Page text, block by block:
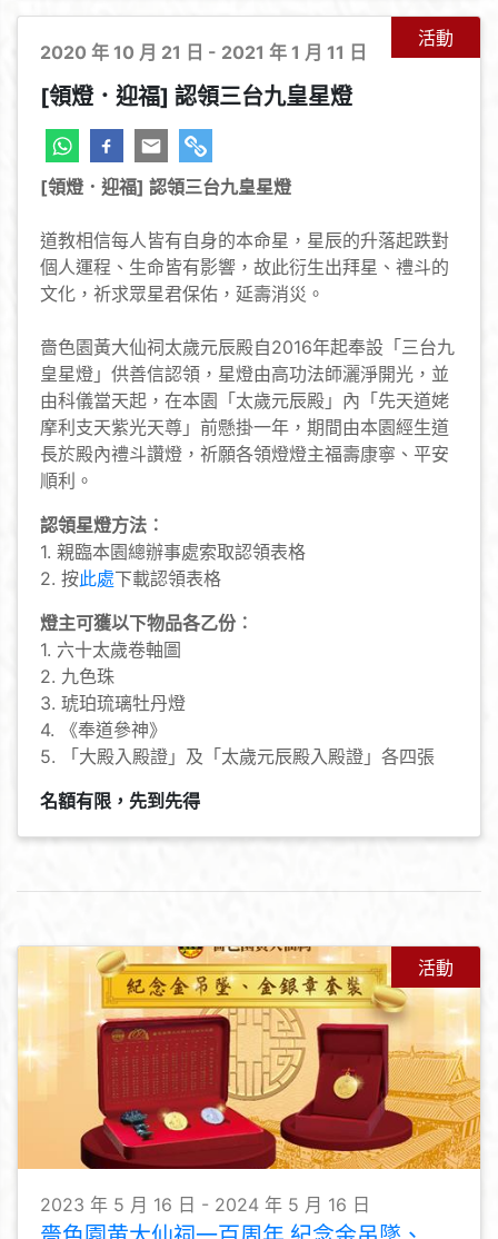
活動
2020 年 10 月 21 日 - 2021 年 1 月 11 日
[領燈．迎福] 認領三台九皇星燈
[領燈．迎福] 認領三台九皇星燈
道教相信每人皆有自身的本命星，星辰的升落起跌對
個人運程、生命皆有影響，故此衍生出拜星、禮斗的
文化，祈求眾星君保佑，延壽消災。
嗇色園黃大仙祠太歲元辰殿自2016年起奉設「三台九
皇星燈」供善信認領，星燈由高功法師灑淨開光，並
由科儀當天起，在本園「太歲元辰殿」內「先天道姥
摩利支天紫光天尊」前懸掛一年，期間由本園經生道
長於殿內禮斗讚燈，祈願各領燈燈主福壽康寧、平安
順利。
認領星燈方法︰
1. 親臨本園總辦事處索取認領表格
2. 按此處下載認領表格
燈主可獲以下物品各乙份︰
1. 六十太歲卷軸圖
2. 九色珠
3. 琥珀琉璃牡丹燈
4. 《奉道參神》
5. 「大殿入殿證」及「太歲元辰殿入殿證」各四張
名額有限，先到先得
活動
2023 年 5 月 16 日 - 2024 年 5 月 16 日